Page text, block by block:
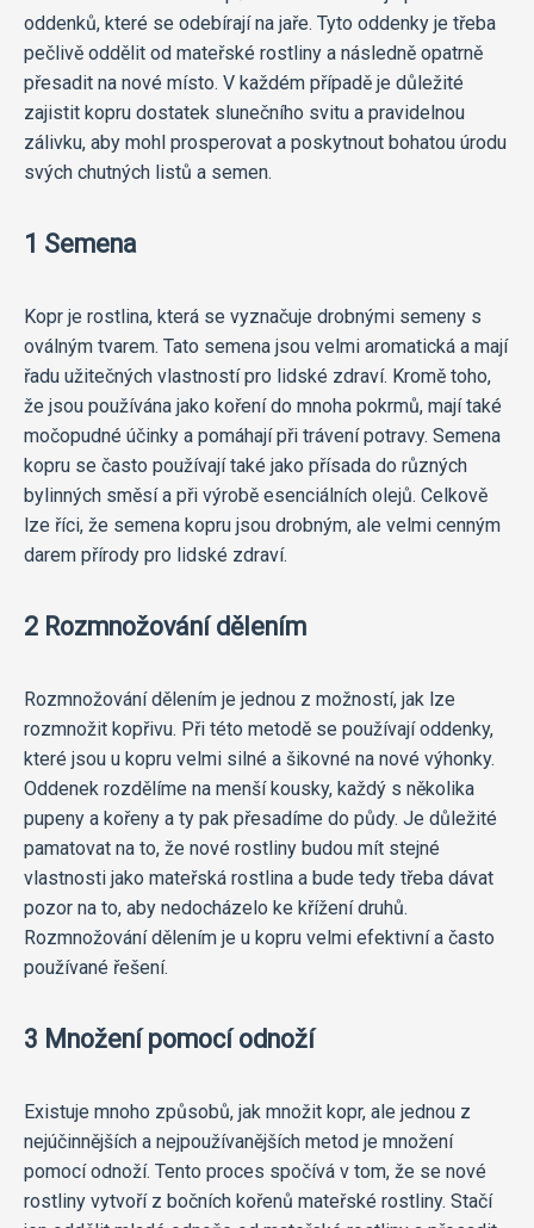
oddenků, které se odebírají na jaře. Tyto oddenky je třeba
pečlivě oddělit od mateřské rostliny a následně opatrně
přesadit na nové místo. V každém případě je důležité
zajistit kopru dostatek slunečního svitu a pravidelnou
zálivku, aby mohl prosperovat a poskytnout bohatou úrodu
svých chutných listů a semen.
1 Semena
Kopr je rostlina, která se vyznačuje drobnými semeny s
oválným tvarem. Tato semena jsou velmi aromatická a mají
řadu užitečných vlastností pro lidské zdraví. Kromě toho,
že jsou používána jako koření do mnoha pokrmů, mají také
močopudné účinky a pomáhají při trávení potravy. Semena
kopru se často používají také jako přísada do různých
bylinných směsí a při výrobě esenciálních olejů. Celkově
lze říci, že semena kopru jsou drobným, ale velmi cenným
darem přírody pro lidské zdraví.
2 Rozmnožování dělením
Rozmnožování dělením je jednou z možností, jak lze
rozmnožit kopřivu. Při této metodě se používají oddenky,
které jsou u kopru velmi silné a šikovné na nové výhonky.
Oddenek rozdělíme na menší kousky, každý s několika
pupeny a kořeny a ty pak přesadíme do půdy. Je důležité
pamatovat na to, že nové rostliny budou mít stejné
vlastnosti jako mateřská rostlina a bude tedy třeba dávat
pozor na to, aby nedocházelo ke křížení druhů.
Rozmnožování dělením je u kopru velmi efektivní a často
používané řešení.
3 Množení pomocí odnoží
Existuje mnoho způsobů, jak množit kopr, ale jednou z
nejúčinnějších a nejpoužívanějších metod je množení
pomocí odnoží. Tento proces spočívá v tom, že se nové
rostliny vytvoří z bočních kořenů mateřské rostliny. Stačí